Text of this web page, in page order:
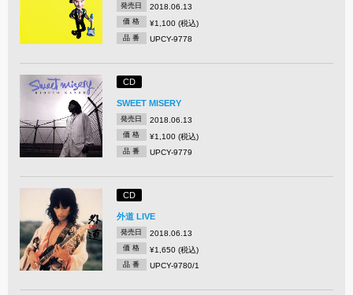
発売日 2018.06.13
価 格 ¥1,100 (税込)
品 番 UPCY-9778
CD
SWEET MISERY
発売日 2018.06.13
価 格 ¥1,100 (税込)
品 番 UPCY-9779
CD
外道 LIVE
発売日 2018.06.13
価 格 ¥1,650 (税込)
品 番 UPCY-9780/1